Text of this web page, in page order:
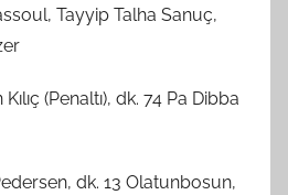
Tayyip Talha Sanuç,
(Penaltı), dk. 74 Pa Dibba
dk. 13 Olatunbosun,